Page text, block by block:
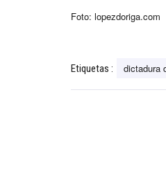
Foto: lopezdoriga.com
Etiquetas : dictadura